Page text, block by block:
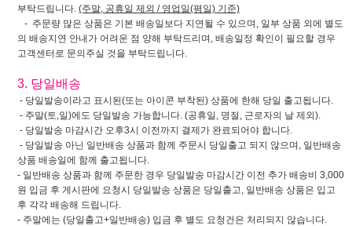
부탁드립니다. (주말, 공휴일 제외 / 영업일(평일) 기준)
- 주문량 많은 상품은 기본 배송일보다 지연될 수 있으며, 일부 상품 외에 별도
의 배송지연 안내가 어려운 점 양해 부탁드리며, 배송일정 확인이 필요할 경우
고객센터로 문의주실 것을 부탁드립니다.
3. 당일배송
- 당일발송이라고 표시된(또는 아이콘 부착된) 상품에 한해 당일 출고됩니다.
- 주말(토,일)에도 당일발송 가능합니다. (공휴일, 명절, 근로자의 날 제외).
- 당일발송 마감시간 오후3시 이전까지 결제가 완료되어야 합니다.
- 당일발송 아닌 일반배송 상품과 함께 주문시 당일출고 되지 않으며, 일반배송
상품 배송일에 함께 출고됩니다.
- 일반배송 상품과 함께 주문한 경우 당일발송 마감시간 이전 추가 배송비 3,000
원 입금 후 게시판에 요청시 당일발송 상품은 당일출고, 일반배송 상품은 입고
후 각각 배송해 드립니다.
- 주말에는 (당일출고+일반배송) 입금 후 별도 요청건은 처리되지 않습니다.